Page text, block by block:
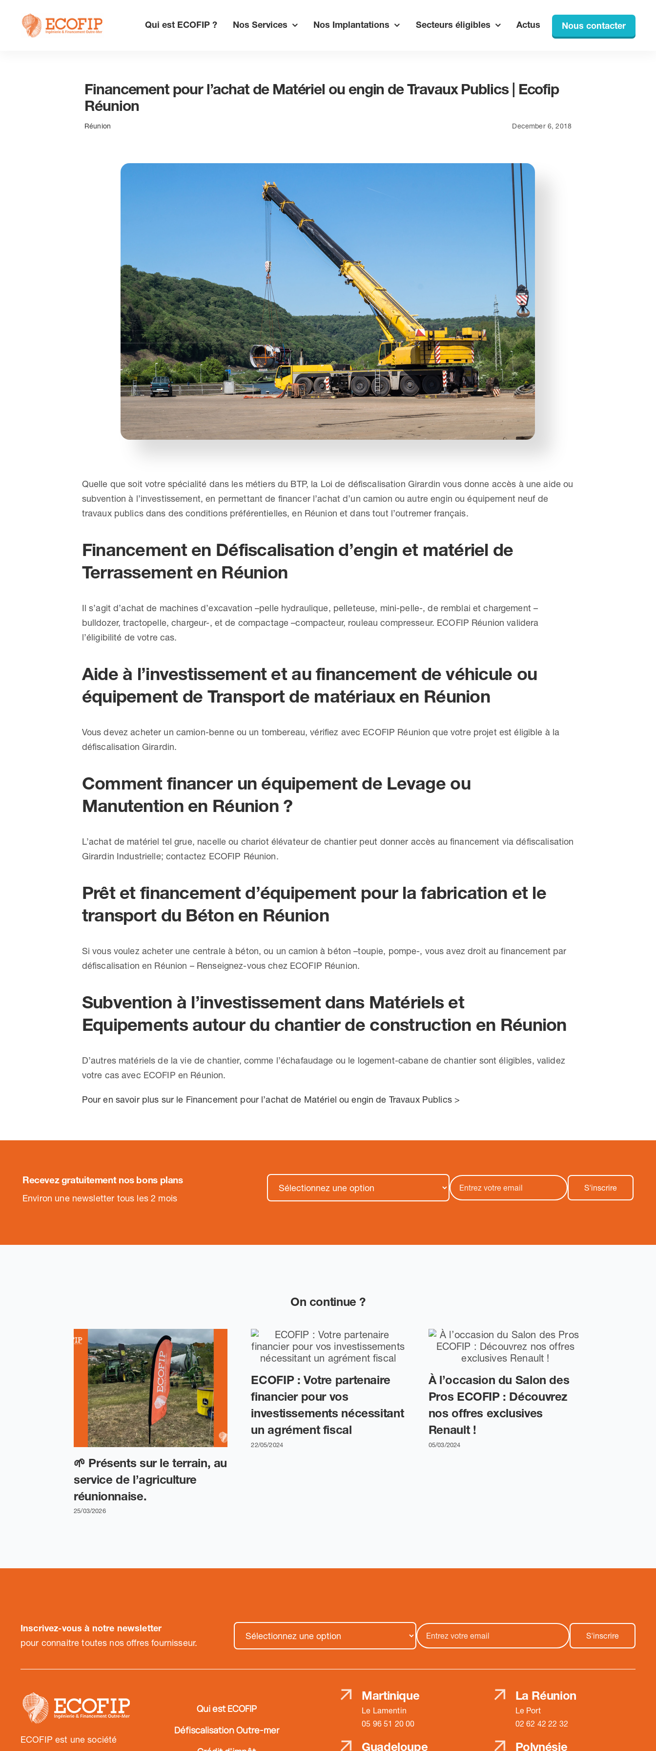
content
Qui est ECOFIP ? Nos Services Nos Implantations Secteurs éligibles Actus Nous contacter
Financement pour l’achat de Matériel ou engin de Travaux Publics | Ecofip
Réunion
Réunion December 6, 2018
Quelle que soit votre spécialité dans les métiers du BTP, la Loi de défiscalisation Girardin vous donne accès à une aide ou
subvention à l’investissement, en permettant de financer l’achat d’un camion ou autre engin ou équipement neuf de
travaux publics dans des conditions préférentielles, en Réunion et dans tout l’outremer français.
Financement en Défiscalisation d’engin et matériel de
Terrassement en Réunion
Il s’agit d’achat de machines d’excavation –pelle hydraulique, pelleteuse, mini-pelle-, de remblai et chargement –
bulldozer, tractopelle, chargeur-, et de compactage –compacteur, rouleau compresseur. ECOFIP Réunion validera
l’éligibilité de votre cas.
Aide à l’investissement et au financement de véhicule ou
équipement de Transport de matériaux en Réunion
Vous devez acheter un camion-benne ou un tombereau, vérifiez avec ECOFIP Réunion que votre projet est éligible à la
défiscalisation Girardin.
Comment financer un équipement de Levage ou
Manutention en Réunion ?
L’achat de matériel tel grue, nacelle ou chariot élévateur de chantier peut donner accès au financement via défiscalisation
Girardin Industrielle; contactez ECOFIP Réunion.
Prêt et financement d’équipement pour la fabrication et le
transport du Béton en Réunion
Si vous voulez acheter une centrale à béton, ou un camion à béton –toupie, pompe-, vous avez droit au financement par
défiscalisation en Réunion – Renseignez-vous chez ECOFIP Réunion.
Subvention à l’investissement dans Matériels et
Equipements autour du chantier de construction en Réunion
D’autres matériels de la vie de chantier, comme l’échafaudage ou le logement-cabane de chantier sont éligibles, validez
votre cas avec ECOFIP en Réunion.
Pour en savoir plus sur le Financement pour l’achat de Matériel ou engin de Travaux Publics >
Recevez gratuitement nos bons plans.
Environ une newsletter tous les 2 mois
On continue ?
🌱 Présents sur le terrain, au
service de l’agriculture
réunionnaise.
25/03/2026
ECOFIP : Votre partenaire
financier pour vos
investissements nécessitant
un agrément fiscal
22/05/2024
À l’occasion du Salon des
Pros ECOFIP : Découvrez
nos offres exclusives
Renault !
05/03/2024
Inscrivez-vous à notre newsletter
pour connaitre toutes nos offres fournisseur.
ECOFIP est une société
Qui est ECOFIP
Défiscalisation Outre-mer
Martinique
Le Lamentin
05 96 51 20 00
Guadeloupe
La Réunion
Le Port
02 62 42 22 32
Polynésie